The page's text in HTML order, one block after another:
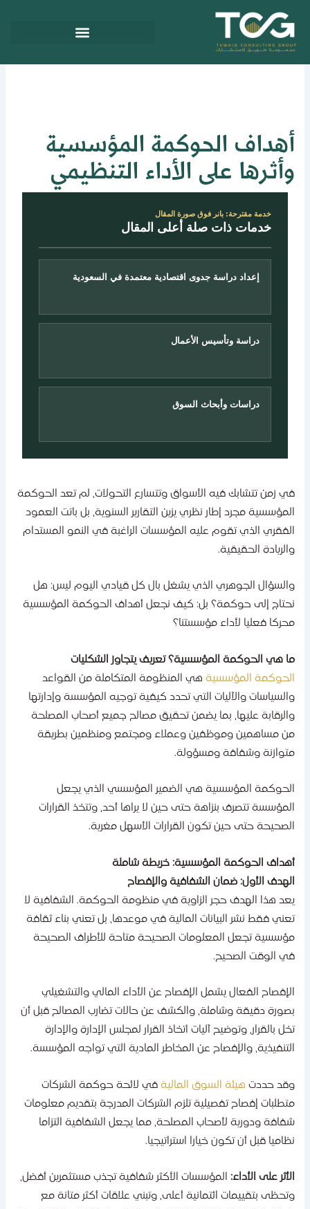
الحوكمة المؤسسية
على الأداء التنظيمي
خدمة مقترحة: بانر فوق صورة المقال
خدمات ذات صلة أعلى المقال
إعداد دراسة جدوى اقتصادية معتمدة في السعودية
دراسة وتأسيس الأعمال
دراسات وأبحاث السوق
زمن تتشابك فيه الأسواق وتتسارع التحولات، لم تعد الحوكمة
مجرد إطار نظري يزين التقارير السنوية، بل باتت العمود
الذي تقوم عليه المؤسسات الراغبة في النمو المستدام
الحقيقية.
الجوهري الذي يشغل بال كل قيادي اليوم ليس: هل
إلى حوكمة؟ بل: كيف نجعل أهداف الحوكمة المؤسسية
فعليا لأداء مؤسستنا؟
هي الحوكمة المؤسسية؟ تعريف يتجاوز الشكليات
المؤسسيةهي المنظومة المتكاملة من القواعد
والآليات التي تحدد كيفية توجيه المؤسسة وإدارتها
عليها، بما يضمن تحقيق مصالح جميع أصحاب المصلحة
مساهمين وموظفين وعملاء ومجتمع ومنظمين بطريقة
وشفافة ومسؤولة.
المؤسسية هي الضمير المؤسسي الذي يجعل
تتصرف بنزاهة حتى حين لا يراها أحد، وتتخذ القرارات
حتى حين تكون القرارات الأسهل مغرية.
الحوكمة المؤسسية: خريطة شاملة
الأول: ضمان الشفافية والإفصاح
هذا الهدف حجر الزاوية في منظومة الحوكمة. الشفافية لا
فقط نشر البيانات المالية في موعدها، بل تعني بناء ثقافة
تجعل المعلومات الصحيحة متاحة للأطراف الصحيحة
الوقت الصحيح.
الفعال يشمل الإفصاح عن الأداء المالي والتشغيلي
دقيقة وشاملة، والكشف عن حالات تضارب المصالح قبل أن
بالقرار، وتوضيح آليات اتخاذ القرار لمجلس الإدارة والإدارة
والإفصاح عن المخاطر المادية التي تواجه المؤسسة.
حددت هيئة السوق الماليةفي لائحة حوكمة الشركات
إفصاح تفصيلية تلزم الشركات المدرجة بتقديم معلومات
ودورية لأصحاب المصلحة، مما يجعل الشفافية التزاما
قبل أن تكون خيارا استراتيجيا.
على الأداء:المؤسسات الأكثر شفافية تجذب مستثمرين أفضل،
بتقييمات ائتمانية أعلى، وتبني علاقات أكثر متانة مع